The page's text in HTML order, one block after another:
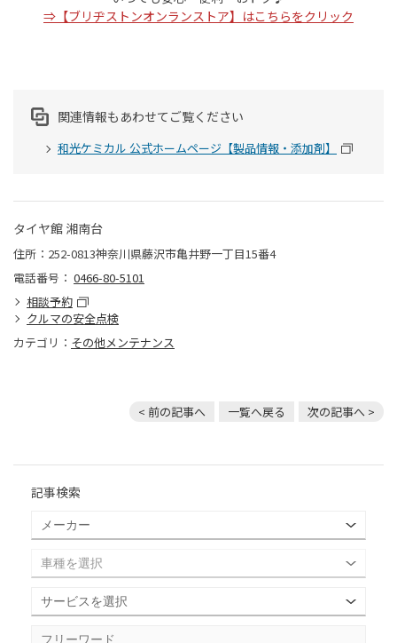
⇒【ブリヂストンオンランストア】はこちらをクリック
関連情報もあわせてご覧ください
和光ケミカル 公式ホームページ【製品情報・添加剤】
タイヤ館 湘南台
住所：252-0813神奈川県藤沢市亀井野一丁目15番4
電話番号： 0466-80-5101
相談予約
クルマの安全点検
カテゴリ： その他メンテナンス
< 前の記事へ 一覧へ戻る 次の記事へ >
記事検索